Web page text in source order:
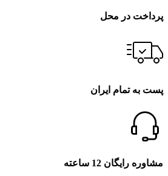
پرداخت در محل
پست به تمام ایران
مشاوره رایگان 12 ساعته